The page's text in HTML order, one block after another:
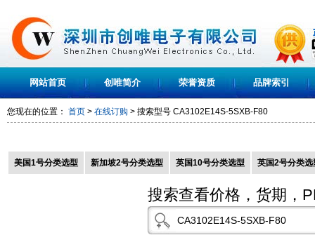
网站首页 创唯简介 荣誉资质 品牌索引
您现在的位置： 首页 > 在线订购 > 搜索型号 CA3102E14S-5SXB-F80
美国1号分类选型 新加坡2号分类选型 英国10号分类选型 英国2号分类选
搜索查看价格，货期，